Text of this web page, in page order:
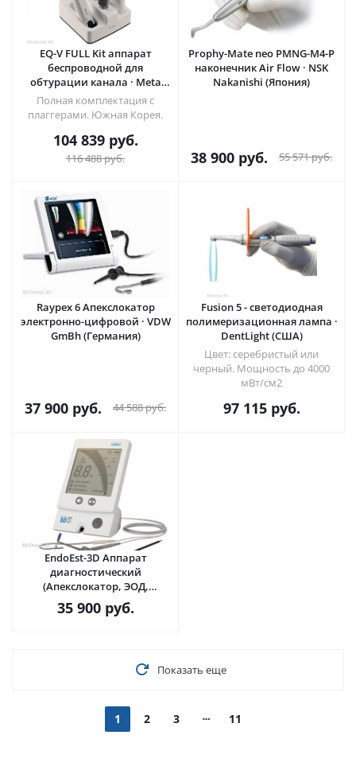
EQ-V FULL Kit аппарат
беспроводной для
обтурации канала · Meta
Systems (Ю.Корея)
Полная комплектация с
плаггерами. Южная Корея.
104 839руб.
116 488руб.
Prophy-Mate neo PMNG-M4-P
наконечник Air Flow · NSK
Nakanishi (Япония)
38 900 руб. 55 571руб.
Raypex 6 Апекслокатор
электронно-цифровой · VDW
GmBh (Германия)
37 900 руб. 44 588руб.
Fusion 5 - светодиодная
полимеризационная лампа ·
DentLight (США)
Цвет: серебристый или
черный. Мощность до 4000
мВт/см2
97 115руб.
EndoEst-3D Аппарат
диагностический
(Апекслокатор, ЭОД,
Дентометр) · Geosoft Dent
(Россия)
35 900руб.
Показать еще
1 2 3 11